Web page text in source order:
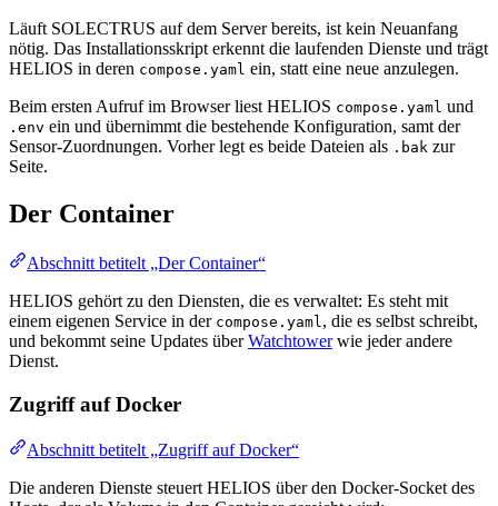
Läuft SOLECTRUS auf dem Server bereits, ist kein Neuanfang
nötig. Das Installationsskript erkennt die laufenden Dienste und trägt
HELIOS in deren compose.yaml ein, statt eine neue anzulegen.
Beim ersten Aufruf im Browser liest HELIOS compose.yaml und
.env ein und übernimmt die bestehende Konfiguration, samt der
Sensor-Zuordnungen. Vorher legt es beide Dateien als .bak zur
Seite.
Der Container
Abschnitt betitelt „Der Container“
HELIOS gehört zu den Diensten, die es verwaltet: Es steht mit
einem eigenen Service in der compose.yaml, die es selbst schreibt,
und bekommt seine Updates überWatchtowerwie jeder andere
Dienst.
Zugriff auf Docker
Abschnitt betitelt „Zugriff auf Docker“
Die anderen Dienste steuert HELIOS über den Docker-Socket des